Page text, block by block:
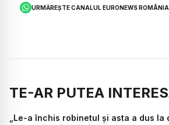
URMĂREȘTE CANALUL EURONEWS
TE-AR PUTEA
„Le-a închis robinetul și asta a dus la